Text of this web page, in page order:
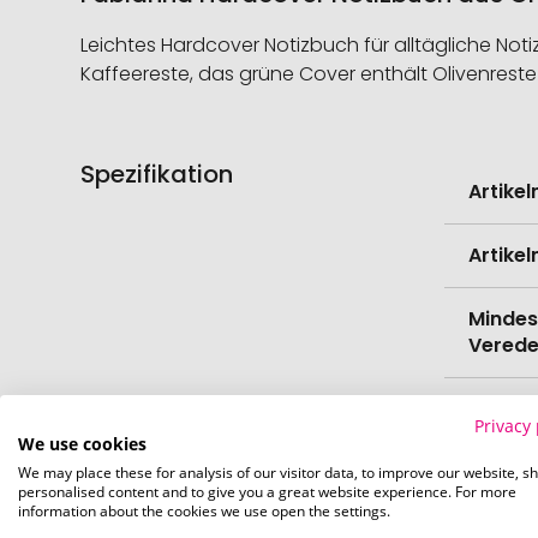
Leichtes Hardcover Notizbuch für alltägliche
Kaffeereste, das grüne Cover enthält
Spezifikation
Privacy
We use cookies
We may place these for analysis of our visitor data, to improve our website,
personalised content and to give you a great website experience. For more
information about the cookies we use open the settings.